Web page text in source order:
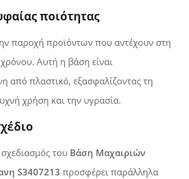
ποιότητας
παροχή προϊόντων που αντέχουν στη
Αυτή η βάση είναι
από πλαστικό, εξασφαλίζοντας τη
χρήση και την υγρασία.
του Βάση Μαχαιριών
S3407213 προσφέρει παράλληλα